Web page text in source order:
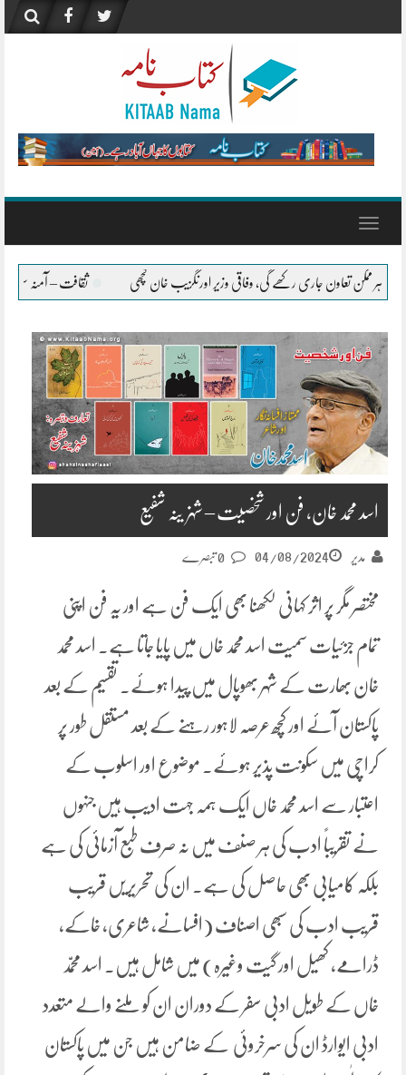
content
Toggle
اورنگزیب خان کچھی ثقافت – آمنہ سعید ”صنعتِ تلمیح، کل اور آج‘‘، ادبِ
اسد محمد خان، فن اور شخصیت – شہزینہ شفیع
مدیر 04/08/2024
مختصر مگر پر اثر کہانی لکھنا بھی ایک فن ہے اور یہ فن اپنی
تمام جزئیات سمیت اسد محمد خاں میں پایا جاتا ہے۔ اسد محمد
خان بھارت کے شہر بھوپال میں پیدا ہوئے۔ تقسیم کے بعد
پاکستان آئے اور کچھ عرصہ لاہور رہنے کے بعد مستقل طور پر
کراچی میں سکونت پذیر ہوئے۔ موضوع اور اسلوب کے
اعتبار سے اسد محمد خاں ایک ہمہ جہت ادیب ہیں جنہوں
نے تقریباً ادب کی ہر صنف میں نہ صرف طبع آزمائی کی ہے
بلکہ کامیابی بھی حاصل کی ہے۔ ان کی تحریریں قریب
قریب ادب کی سبھی اصناف (افسانے، شاعری، خاکے،
ڈرامے، کھیل اور گیت وغیرہ) میں شامل ہیں۔ اسد محمّد
خاں کے طویل ادبی سفر کے دوران ان کو ملنے والے متعدد
ادبی ایوارڈ ان کی سرخروئی کے ضامن ہیں جن میں پاکستان